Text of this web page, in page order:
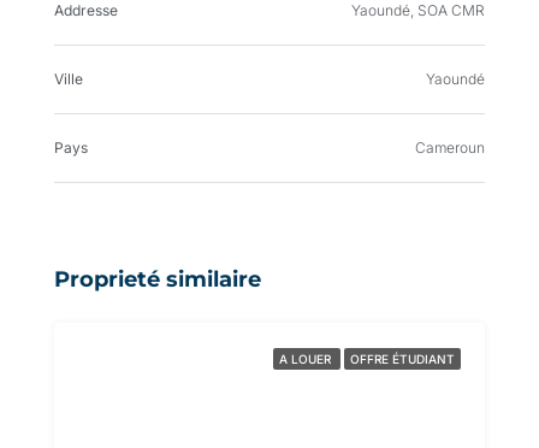
Addresse Yaoundé, SOA CMR
Ville Yaoundé
Pays Cameroun
Proprieté similaire
A LOUER OFFRE ÉTUDIANT